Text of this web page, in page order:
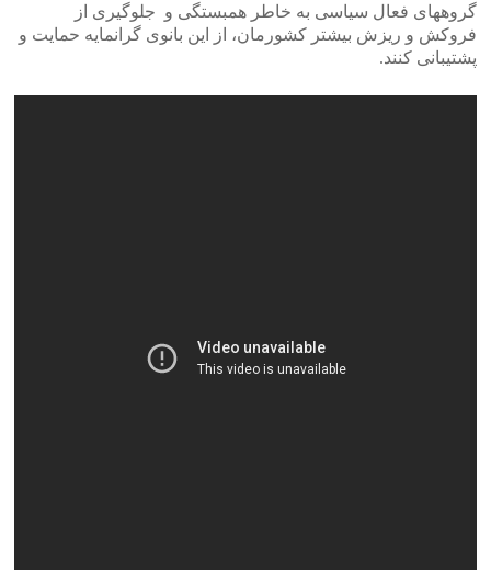
گروههای فعال سیاسی به خاطر همبستگی و جلوگیری از
فروکش و ریزش بیشتر کشورمان، از این بانوی گرانمایه حمایت و
پشتیبانی کنند.